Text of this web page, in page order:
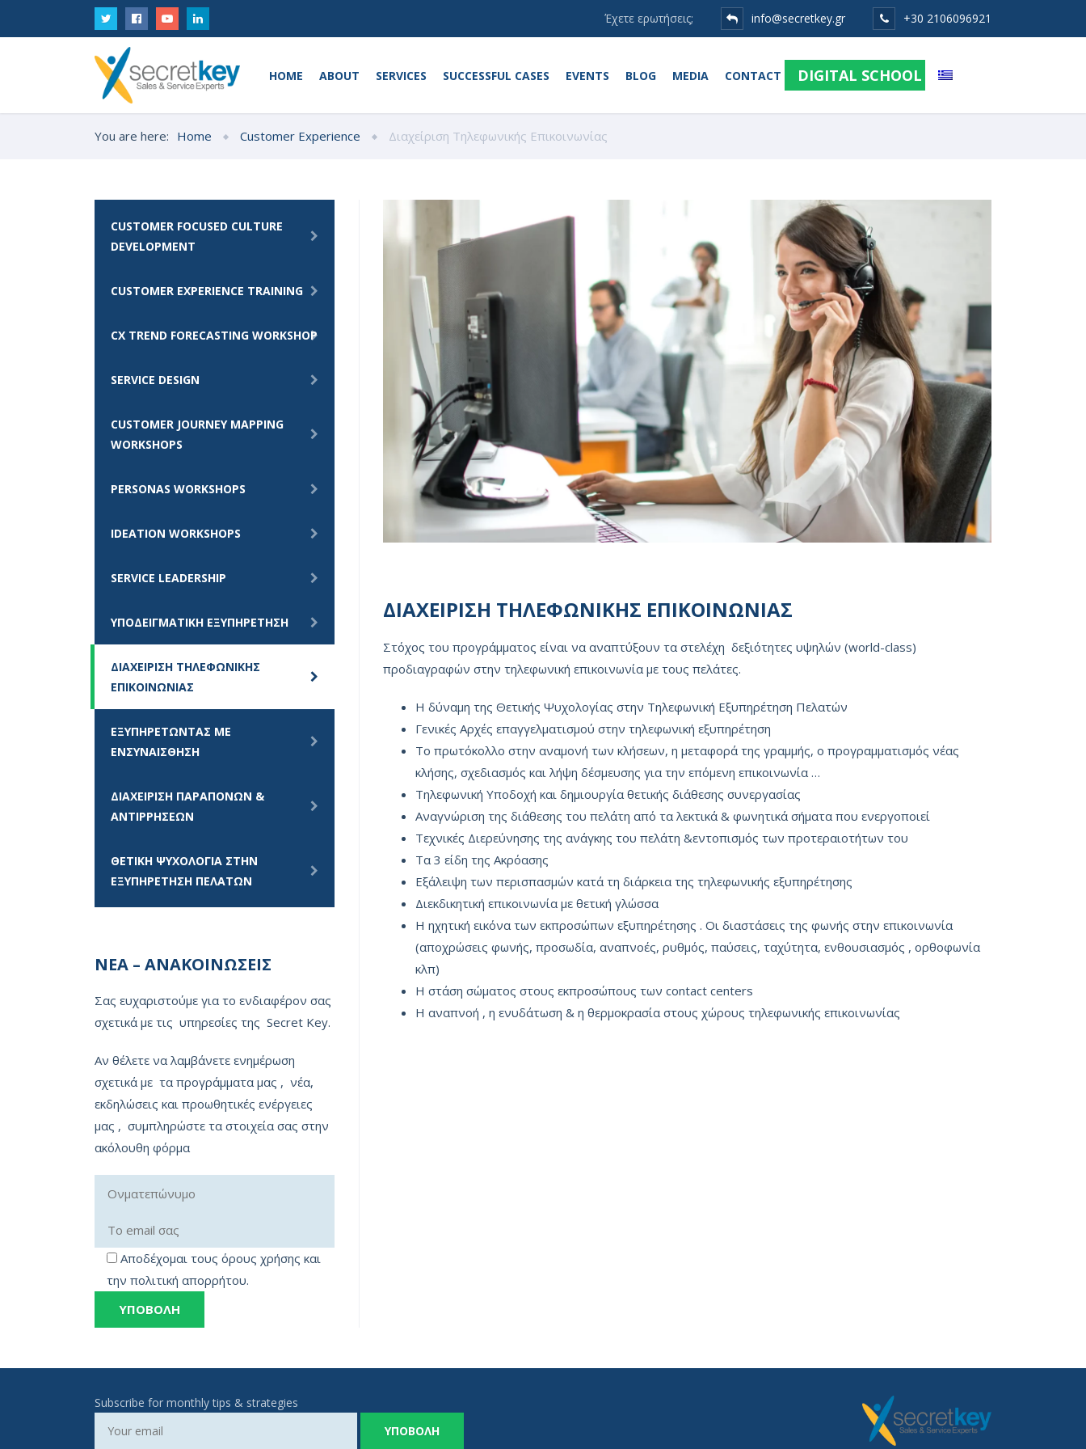
Έχετε ερωτήσεις; info@secretkey.gr +30 2106096921
HOME ABOUT SERVICES SUCCESSFUL CASES EVENTS BLOG MEDIA CONTACT DIGITAL SCHOOL
You are here: Home Customer Experience Διαχείριση Τηλεφωνικής Επικοινωνίας
ΔΙΑΧΕΙΡΙΣΗ ΤΗΛΕΦΩΝΙΚΗΣ ΕΠΙΚΟΙΝΩΝΙΑΣ
Στόχος του προγράμματος είναι να αναπτύξουν τα στελέχη δεξιότητες υψηλών (world-class)
προδιαγραφών στην τηλεφωνική επικοινωνία με τους πελάτες.
Η δύναμη της Θετικής Ψυχολογίας στην Τηλεφωνική Εξυπηρέτηση Πελατών
Γενικές Αρχές επαγγελματισμού στην τηλεφωνική εξυπηρέτηση
Το πρωτόκολλο στην αναμονή των κλήσεων, η μεταφορά της γραμμής, ο προγραμματισμός νέας
κλήσης, σχεδιασμός και λήψη δέσμευσης για την επόμενη επικοινωνία …
Τηλεφωνική Υποδοχή και δημιουργία θετικής διάθεσης συνεργασίας
Αναγνώριση της διάθεσης του πελάτη από τα λεκτικά & φωνητικά σήματα που ενεργοποιεί
Τεχνικές Διερεύνησης της ανάγκης του πελάτη &εντοπισμός των προτεραιοτήτων του
Τα 3 είδη της Ακρόασης
Εξάλειψη των περισπασμών κατά τη διάρκεια της τηλεφωνικής εξυπηρέτησης
Διεκδικητική επικοινωνία με θετική γλώσσα
Η ηχητική εικόνα των εκπροσώπων εξυπηρέτησης . Οι διαστάσεις της φωνής στην επικοινωνία
(αποχρώσεις φωνής, προσωδία, αναπνοές, ρυθμός, παύσεις, ταχύτητα, ενθουσιασμός , ορθοφωνία
κλπ)
Η στάση σώματος στους εκπροσώπους των contact centers
H αναπνοή , η ενυδάτωση & η θερμοκρασία στους χώρους τηλεφωνικής επικοινωνίας
CUSTOMER FOCUSED CULTURE
DEVELOPMENT
CUSTOMER EXPERIENCE TRAINING
CX TREND FORECASTING WORKSHOP
SERVICE DESIGN
CUSTOMER JOURNEY MAPPING
WORKSHOPS
PERSONAS WORKSHOPS
IDEATION WORKSHOPS
SERVICE LEADERSHIP
ΥΠΟΔΕΙΓΜΑΤΙΚΗ ΕΞΥΠΗΡΕΤΗΣΗ
ΔΙΑΧΕΙΡΙΣΗ ΤΗΛΕΦΩΝΙΚΗΣ
ΕΠΙΚΟΙΝΩΝΙΑΣ
ΕΞΥΠΗΡΕΤΩΝΤΑΣ ΜΕ
ΕΝΣΥΝΑΙΣΘΗΣΗ
ΔΙΑΧΕΙΡΙΣΗ ΠΑΡΑΠΟΝΩΝ &
ΑΝΤΙΡΡΗΣΕΩΝ
ΘΕΤΙΚΗ ΨΥΧΟΛΟΓΙΑ ΣΤΗΝ
ΕΞΥΠΗΡΕΤΗΣΗ ΠΕΛΑΤΩΝ
ΝΕΑ – ΑΝΑΚΟΙΝΩΣΕΙΣ
Σας ευχαριστούμε για το ενδιαφέρον σας
σχετικά με τις υπηρεσίες της Secret Key.
Αν θέλετε να λαμβάνετε ενημέρωση
σχετικά με τα προγράμματα μας , νέα,
εκδηλώσεις και προωθητικές ενέργειες
μας , συμπληρώστε τα στοιχεία σας στην
ακόλουθη φόρμα
Αποδέχομαι τους όρους χρήσης και
την πολιτική απορρήτου.
Subscribe for monthly tips & strategies